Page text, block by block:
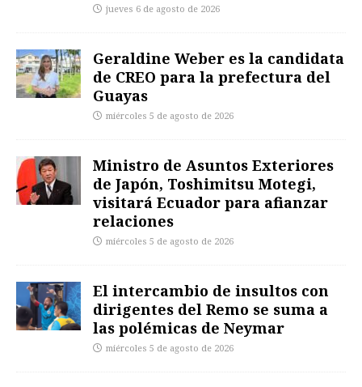
jueves 6 de agosto de 2026
Geraldine Weber es la candidata
de CREO para la prefectura del
Guayas
miércoles 5 de agosto de 2026
Ministro de Asuntos Exteriores
de Japón, Toshimitsu Motegi,
visitará Ecuador para afianzar
relaciones
miércoles 5 de agosto de 2026
El intercambio de insultos con
dirigentes del Remo se suma a
las polémicas de Neymar
miércoles 5 de agosto de 2026